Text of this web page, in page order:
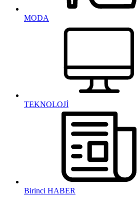
MODA
TEKNOLOJİ
Birinci HABER